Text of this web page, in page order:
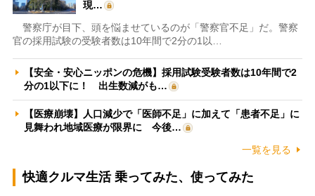
現…
警察庁が目下、頭を悩ませているのが「警察官不足」だ。警察
官の採用試験の受験者数は10年間で2分の1以…
【安全・安心ニッポンの危機】採用試験受験者数は10年間で2
分の1以下に！ 出生数減がも…
【医療崩壊】人口減少で「医師不足」に加えて「患者不足」に
見舞われ地域医療が限界に 今後…
一覧を見る
快適クルマ生活 乗ってみた、使ってみた